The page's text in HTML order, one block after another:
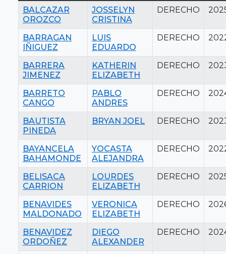
BALCAZAR
OROZCO
JOSSELYN
CRISTINA
DERECHO
BARRAGAN
IÑIGUEZ
LUIS
EDUARDO
DERECHO
BARRERA
JIMENEZ
KATHERIN
ELIZABETH
DERECHO
BARRETO
CANGO
PABLO
ANDRES
DERECHO
BAUTISTA
PINEDA
BRYAN JOEL DERECHO
BAYANCELA
BAHAMONDE
YOCASTA
ALEJANDRA
DERECHO
BELISACA
CARRION
LOURDES
ELIZABETH
DERECHO
BENAVIDES
MALDONADO
VERONICA
ELIZABETH
DERECHO
BENAVIDEZ
ORDOÑEZ
DIEGO
ALEXANDER
DERECHO